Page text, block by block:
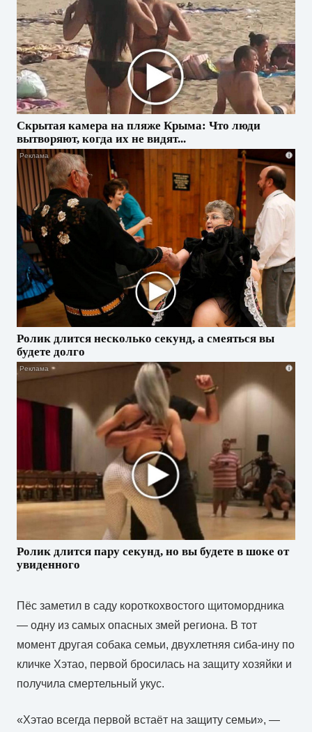
Скрытая камера на пляже Крыма: Что люди
вытворяют, когда их не видят...
i
Ролик длится несколько секунд, а смеяться вы
будете долго
i
Ролик длится пару секунд, но вы будете в шоке от
увиденного
Пёс заметил в саду короткохвостого щитомордника
— одну из самых опасных змей региона. В тот
момент другая собака семьи, двухлетняя сиба-ину по
кличке Хэтао, первой бросилась на защиту хозяйки и
получила смертельный укус.
«Хэтао всегда первой встаёт на защиту семьи», —